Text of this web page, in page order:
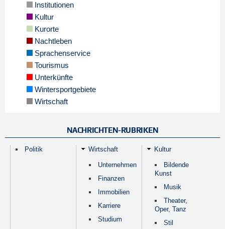
Institutionen
Kultur
Kurorte
Nachtleben
Sprachenservice
Tourismus
Unterkünfte
Wintersportgebiete
Wirtschaft
NACHRICHTEN-RUBRIKEN
Politik Wirtschaft
Unternehmen
Finanzen
Immobilien
Karriere
Studium
Kultur
Bildende
Kunst
Musik
Theater,
Oper, Tanz
Stil